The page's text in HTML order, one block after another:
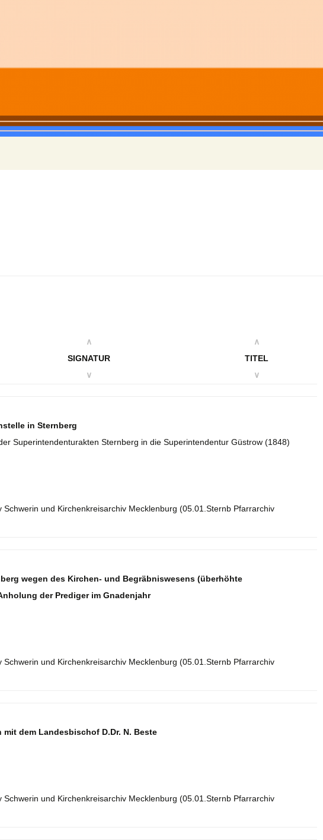
∧
SIGNATUR
∨
∧
TITEL
∨
in Sternberg
Superintendenturakten Sternberg in die Superintendentur Güstrow (1848)
Schwerin und Kirchenkreisarchiv Mecklenburg (05.01.Sternb Pfarrarchiv
wegen des Kirchen- und Begräbniswesens (überhöhte
der Prediger im Gnadenjahr
Schwerin und Kirchenkreisarchiv Mecklenburg (05.01.Sternb Pfarrarchiv
dem Landesbischof D.Dr. N. Beste
Schwerin und Kirchenkreisarchiv Mecklenburg (05.01.Sternb Pfarrarchiv